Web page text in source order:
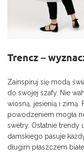
Trencz –
Zainspiruj się modą
do swojej szafy. Nie
wiosną, jesienią i zimą.
powodzeniem mogła
swetry. Ostatnie trendy
damskiego pasuje
długim płaszczem